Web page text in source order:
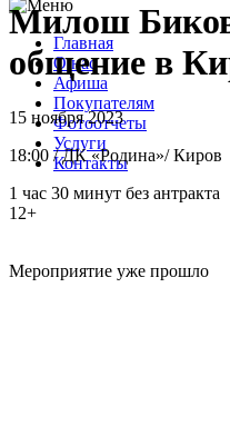
Главная
О нас
Афиша
Покупателям
Фотоотчеты
Услуги
Контакты
Милош
общение в
15 ноября 2023
18:00 /ДК «Родина»/Киров
1 час 30 минут без антракта
12+
Мероприятие уже прошло